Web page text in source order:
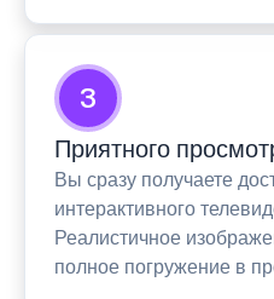
3
Приятного
Вы сразу получаете
интерактивного
Реалистичное
полное погружение в